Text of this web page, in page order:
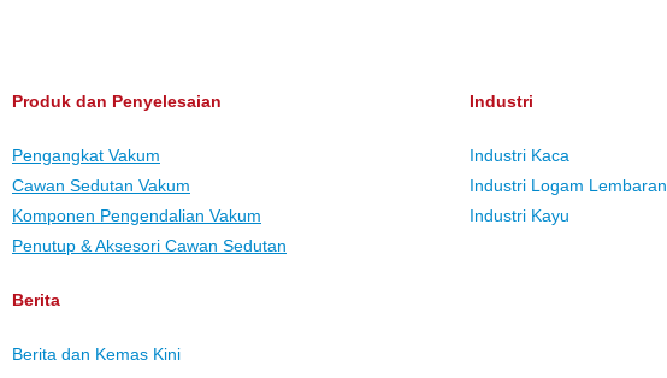
Produk dan Penyelesaian
Pengangkat Vakum
Cawan Sedutan Vakum
Komponen Pengendalian Vakum
Penutup & Aksesori Cawan Sedutan
Berita
Berita dan Kemas Kini
Industri
Industri Kaca
Industri Logam Lembaran
Industri Kayu